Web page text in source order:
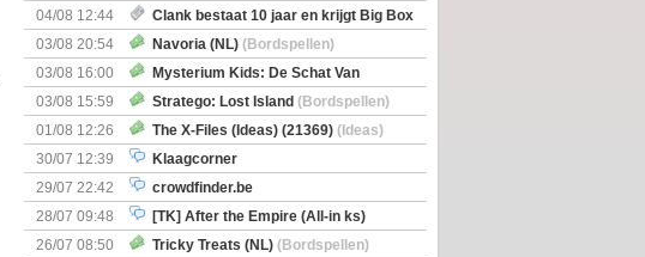
04/08 12:44
Clank bestaat 10 jaar en krijgt Big Box
+ nieuwe uitbreiding
03/08 20:54 Navoria (NL) (Bordspellen)
03/08 16:00
Mysterium Kids: De Schat Van
Kapitein Boe
(Bordspellen)
03/08 15:59 Stratego: Lost Island (Bordspellen)
01/08 12:26
The X-Files (Ideas) (21369) (Ideas)
30/07 12:39
Klaagcorner
29/07 22:42
crowdfinder.be
28/07 09:48
[TK] After the Empire (All-in ks)
26/07 08:50
Tricky Treats (NL) (Bordspellen)